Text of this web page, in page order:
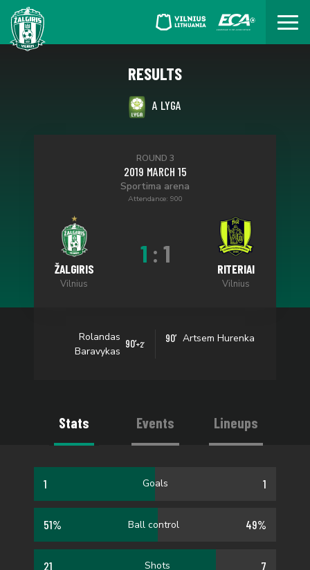
RESULTS
A LYGA
ROUND 3
2019 MARCH 15
Sportima arena
Attendance: 900
ŽALGIRIS
Vilnius
1 : 1
RITERIAI
Vilnius
Rolandas
Baravykas
90’+2’
90’ Artsem Hurenka
Stats Events Lineups
1 Goals 1
51% Ball control 49%
21 Shots 7